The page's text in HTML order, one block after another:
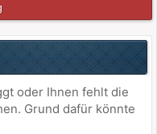
oder Ihnen fehlt die
Grund dafür könnte